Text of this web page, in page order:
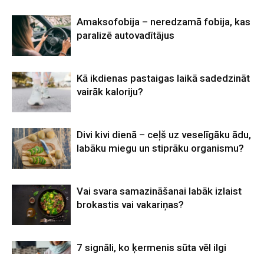
Amaksofobija – neredzamā fobija, kas
paralizē autovadītājus
Kā ikdienas pastaigas laikā sadedzināt
vairāk kaloriju?
Divi kivi dienā – ceļš uz veselīgāku ādu,
labāku miegu un stiprāku organismu?
Vai svara samazināšanai labāk izlaist
brokastis vai vakariņas?
7 signāli, ko ķermenis sūta vēl ilgi